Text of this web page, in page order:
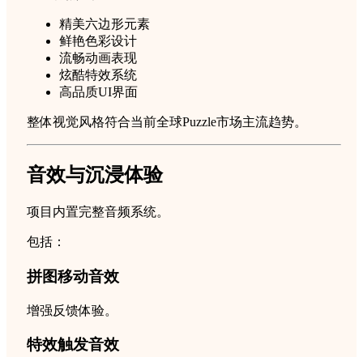
精美六边形元素
鲜艳色彩设计
流畅动画表现
炫酷特效系统
高品质UI界面
整体视觉风格符合当前全球Puzzle市场主流趋势。
音效与沉浸体验
项目内置完整音频系统。
包括：
拼图移动音效
增强反馈体验。
特效触发音效